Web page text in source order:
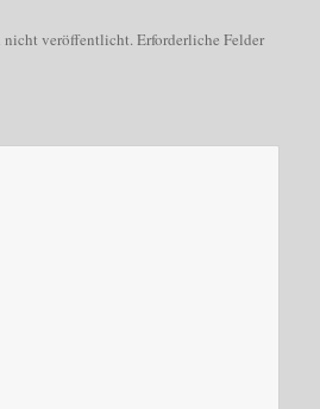
nicht veröffentlicht. Erforderliche Felder